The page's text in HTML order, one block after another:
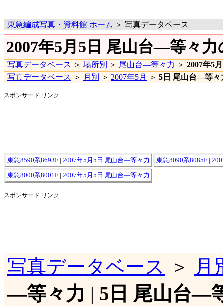
東急編成写真・資料館 ホーム ＞ 写真データベース
2007年5月5日 尾山台―等々力
写真データベース ＞ 場所別 ＞ 尾山台―等々力 ＞ 2007年5
写真データベース ＞ 月別 ＞ 2007年5月 ＞ 5日 尾山台―等々
スポンサード リンク
東急8590系8693F| 2007年5月5日 尾山台―等々力 東急8090系8085F|
東急8000系8001F| 2007年5月5日 尾山台―等々力
スポンサード リンク
写真データベース ＞
月
―等々力 | 5日 尾山台―